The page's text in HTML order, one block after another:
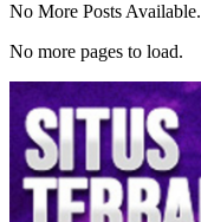
No More Posts Available.
No more pages to load.